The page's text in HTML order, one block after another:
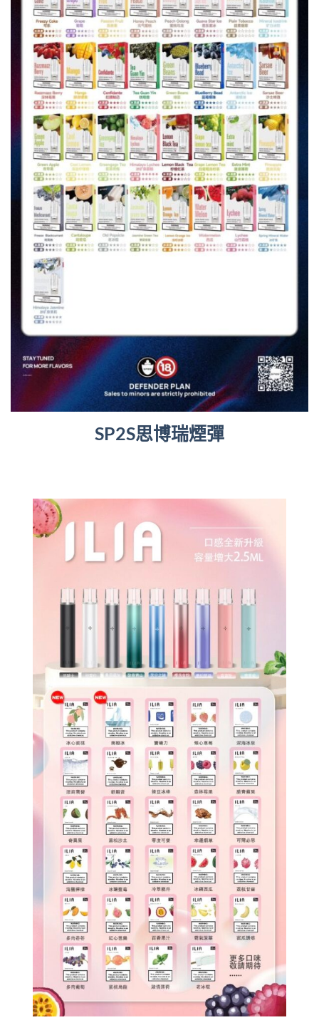
SP2S思博瑞煙彈